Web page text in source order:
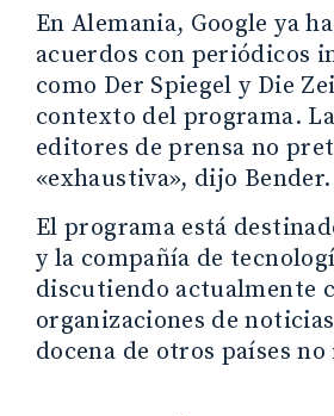
En Alemania, Google ya
acuerdos con periódicos
como Der Spiegel y Die
contexto del programa.
editores de prensa no
«exhaustiva», dijo Bender.
El programa está
y la compañía de
discutiendo actualmente
organizaciones de
docena de otros países